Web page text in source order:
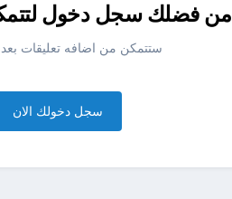
من فضلك سجل دخول
ستتمكن من اضافه تعليقات
سجل دخولك الان